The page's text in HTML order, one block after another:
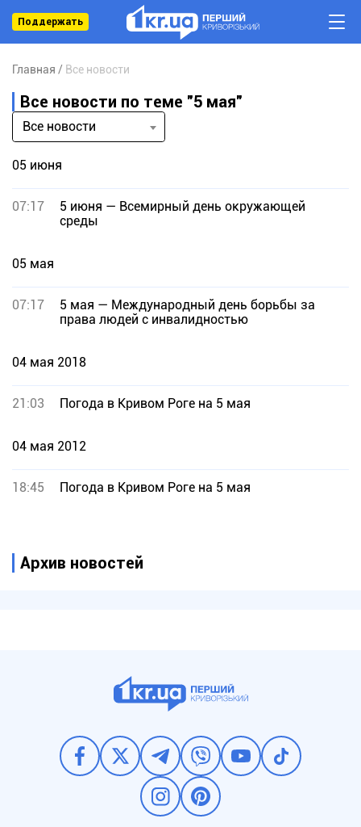
Поддержать
Главная Все новости
Все новости по теме "5 мая"
Все новости
05 июня
07:17
5 июня — Всемирный день окружающей
среды
05 мая
07:17
5 мая — Международный день борьбы за
права людей с инвалидностью
04 мая 2018
21:03 Погода в Кривом Роге на 5 мая
04 мая 2012
18:45 Погода в Кривом Роге на 5 мая
Архив новостей